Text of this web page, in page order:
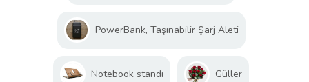
PowerBank, Taşınabilir Şarj Aleti
Notebook standı Güller